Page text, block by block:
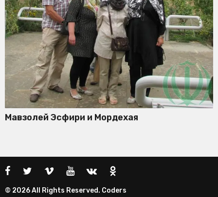
Мавзолей Эсфири и Мордехая
© 2026 All Rights Reserved. Coders